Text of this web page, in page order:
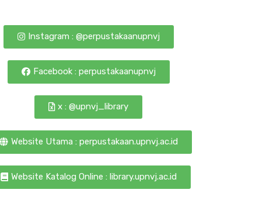
Instagram : @perpustakaanupnvj
Facebook : perpustakaanupnvj
x : @upnvj_library
Website Utama : perpustakaan.upnvj.ac.id
Website Katalog Online : library.upnvj.ac.id